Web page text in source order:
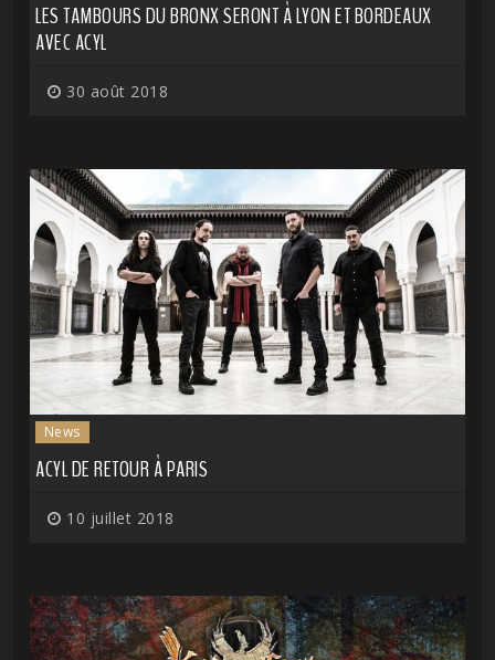
LES TAMBOURS DU BRONX SERONT À LYON ET BORDEAUX
AVEC ACYL
30 août 2018
News
ACYL DE RETOUR À PARIS
10 juillet 2018